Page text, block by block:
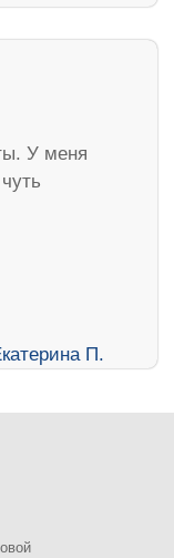
У меня